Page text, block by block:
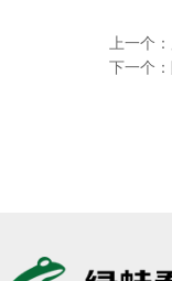
上一个：
下一个：